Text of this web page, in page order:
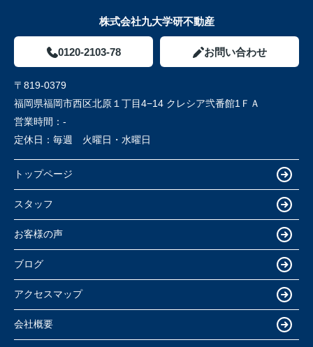
株式会社九大学研不動産
0120-2103-78 お問い合わせ
〒819-0379
福岡県福岡市西区北原１丁目4−14 クレシア弐番館1ＦＡ
営業時間： -
定休日： 毎週 火曜日・水曜日
トップページ
スタッフ
お客様の声
ブログ
アクセスマップ
会社概要